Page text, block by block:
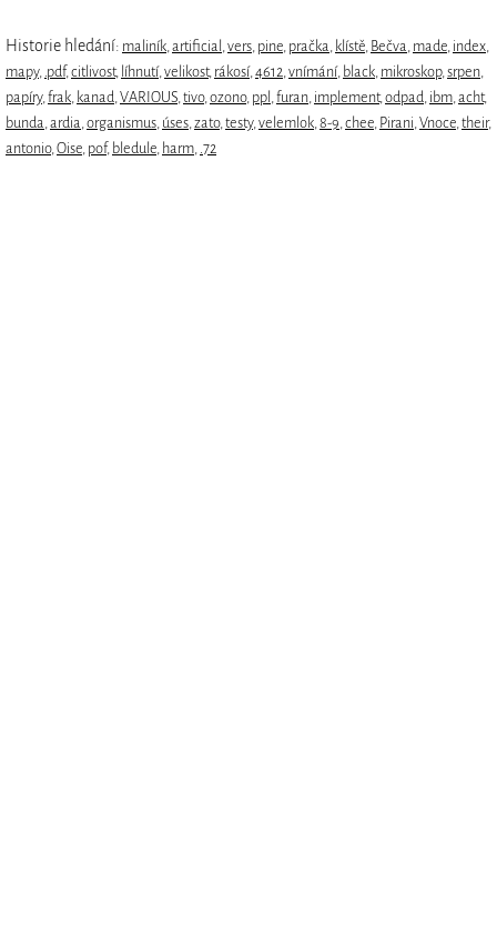
Historie hledání: maliník,artificial ,vers, pine, pračka, klístě, Bečva, made, index,
mapy, .pdf,citlivost, líhnutí,velikost, rákosí,4612,vnímání, black, mikroskop,srpen,
papíry,frak, kanad,VARIOUS,tivo,ozono, ppl ,furan, implement,odpad, ibm,acht,
bunda,ardia,organismus, úses,zato,testy,velemlok,8-9,chee, Pirani,Vnoce,their,
antonio,Oise, pof, bledule, harm, .72